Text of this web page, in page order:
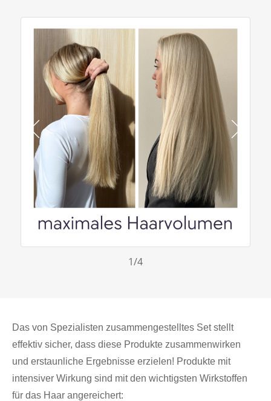
1/4
Das von Spezialisten zusammengestelltes Set stellt
effektiv sicher, dass diese Produkte zusammenwirken
und erstaunliche Ergebnisse erzielen! Produkte mit
intensiver Wirkung sind mit den wichtigsten Wirkstoffen
für das Haar angereichert: